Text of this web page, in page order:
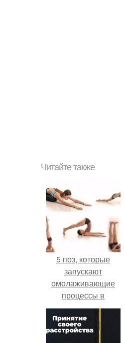
Читайте также
5 поз, которые
запускают
омолаживающие
процессы в
организме,
заставляют его
обновляться и